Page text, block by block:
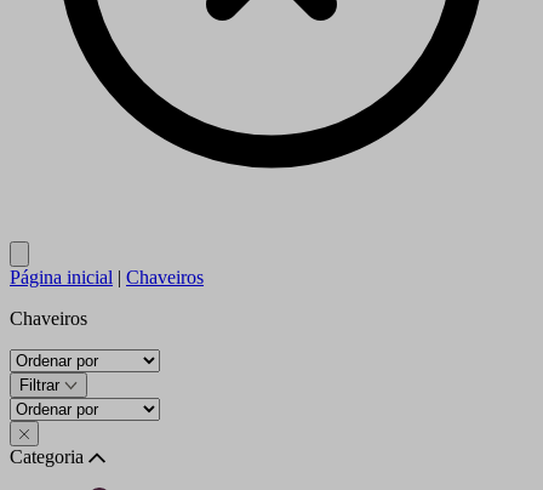
Página inicial | Chaveiros
Chaveiros
Filtrar
Categoria